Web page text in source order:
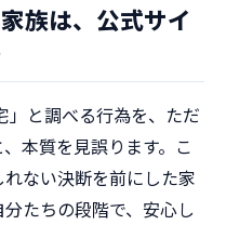
族は、公式サイ
」と調べる行為を、ただ
本質を見誤ります。こ
ない決断を前にした家
たちの段階で、安心し